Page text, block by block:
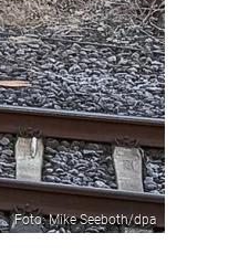
Foto: Mike Seeboth/dpa